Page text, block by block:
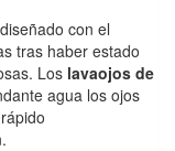
con el
tras haber estado
Los lavaojos de
agua los ojos